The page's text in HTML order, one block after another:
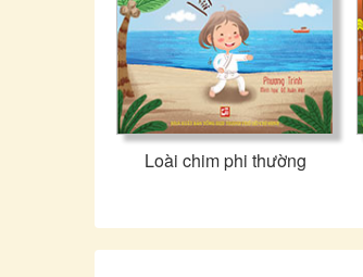
Loài chim phi thường